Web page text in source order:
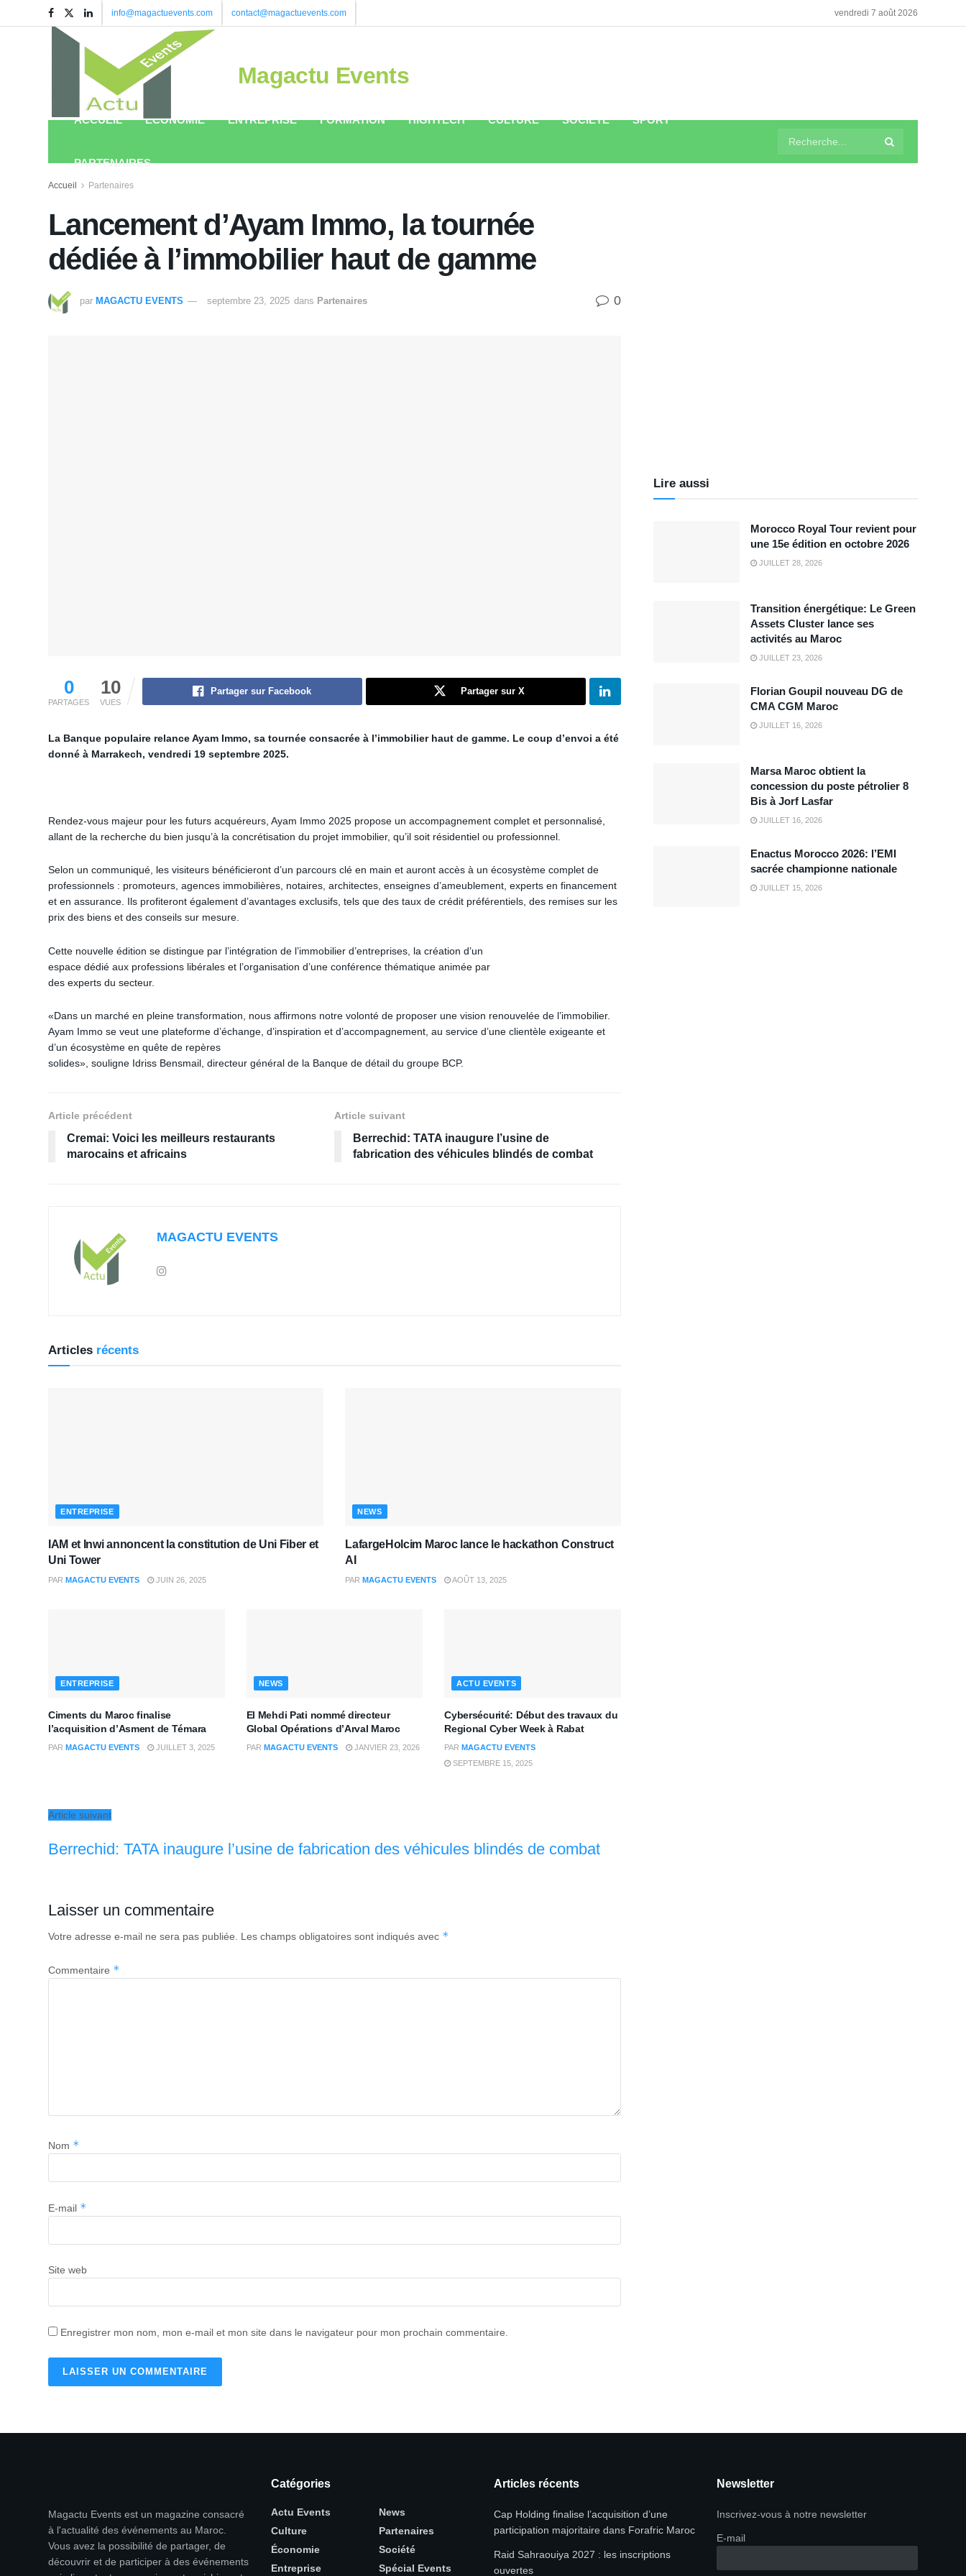
info@magactuevents.com contact@magactuevents.com vendredi 7 août 2026
Magactu Events
ACCUEIL ÉCONOMIE ENTREPRISE FORMATION HIGHTECH CULTURE SOCIÉTÉ SPORT
PARTENAIRES
Accueil Partenaires
Lancement d’Ayam Immo, la tournée
dédiée à l’immobilier haut de gamme
par MAGACTU EVENTS septembre 23, 2025 dans Partenaires 0
0
PARTAGES
10
VUES
Partager sur Facebook Partager sur X
La Banque populaire relance Ayam Immo, sa tournée consacrée à l’immobilier haut de gamme. Le coup d’envoi a été
donné à Marrakech, vendredi 19 septembre 2025.
Rendez-vous majeur pour les futurs acquéreurs, Ayam Immo 2025 propose un accompagnement complet et personnalisé,
allant de la recherche du bien jusqu’à la concrétisation du projet immobilier, qu’il soit résidentiel ou professionnel.
Selon un communiqué, les visiteurs bénéficieront d’un parcours clé en main et auront accès à un écosystème complet de
professionnels : promoteurs, agences immobilières, notaires, architectes, enseignes d’ameublement, experts en financement
et en assurance. Ils profiteront également d’avantages exclusifs, tels que des taux de crédit préférentiels, des remises sur les
prix des biens et des conseils sur mesure.
Cette nouvelle édition se distingue par l’intégration de l’immobilier d’entreprises, la création d’un
espace dédié aux professions libérales et l’organisation d’une conférence thématique animée par
des experts du secteur.
«Dans un marché en pleine transformation, nous affirmons notre volonté de proposer une vision renouvelée de l’immobilier.
Ayam Immo se veut une plateforme d’échange, d’inspiration et d’accompagnement, au service d’une clientèle exigeante et
d’un écosystème en quête de repères
solides», souligne Idriss Bensmail, directeur général de la Banque de détail du groupe BCP.
Article précédent
Cremai: Voici les meilleurs restaurants
marocains et africains
Article suivant
Berrechid: TATA inaugure l’usine de
fabrication des véhicules blindés de combat
MAGACTU EVENTS
Articles récents
ENTREPRISE
IAM et Inwi annoncent la constitution de Uni Fiber et
Uni Tower
PAR MAGACTU EVENTS JUIN 26, 2025
NEWS
LafargeHolcim Maroc lance le hackathon Construct
AI
PAR MAGACTU EVENTS AOÛT 13, 2025
ENTREPRISE
Ciments du Maroc finalise
l’acquisition d’Asment de Témara
PAR MAGACTU EVENTS JUILLET 3, 2025
NEWS
El Mehdi Pati nommé directeur
Global Opérations d’Arval Maroc
PAR MAGACTU EVENTS JANVIER 23, 2026
ACTU EVENTS
Cybersécurité: Début des travaux du
Regional Cyber Week à Rabat
PAR MAGACTU EVENTS
SEPTEMBRE 15, 2025
Article suivant
Berrechid: TATA inaugure l’usine de fabrication des véhicules blindés de combat
Laisser un commentaire
Votre adresse e-mail ne sera pas publiée. Les champs obligatoires sont indiqués avec *
Commentaire *
Nom *
E-mail *
Site web
Enregistrer mon nom, mon e-mail et mon site dans le navigateur pour mon prochain commentaire.
Lire aussi
Morocco Royal Tour revient pour
une 15e édition en octobre 2026
JUILLET 28, 2026
Transition énergétique: Le Green
Assets Cluster lance ses
activités au Maroc
JUILLET 23, 2026
Florian Goupil nouveau DG de
CMA CGM Maroc
JUILLET 16, 2026
Marsa Maroc obtient la
concession du poste pétrolier 8
Bis à Jorf Lasfar
JUILLET 16, 2026
Enactus Morocco 2026: l’EMI
sacrée championne nationale
JUILLET 15, 2026
Magactu Events est un magazine consacré
à l'actualité des événements au Maroc.
Vous avez la possibilité de partager, de
découvrir et de participer à des événements
Catégories
Actu Events
Culture
Économie
Entreprise
News
Partenaires
Société
Spécial Events
Articles récents
Cap Holding finalise l’acquisition d’une
participation majoritaire dans Forafric Maroc
Raid Sahraouiya 2027 : les inscriptions
ouvertes
Newsletter
Inscrivez-vous à notre newsletter
E-mail